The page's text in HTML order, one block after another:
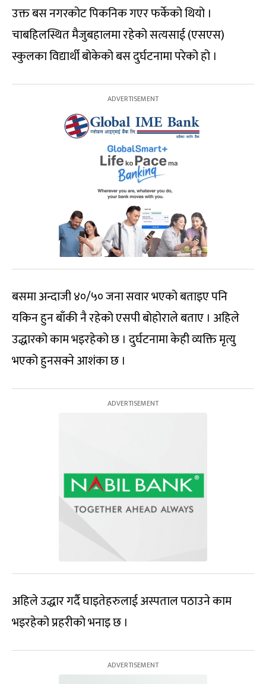
उक्त बस नगरकोट पिकनिक गएर फर्केको थियो ।
चाबहिलस्थित मैजुबहालमा रहेको सत्यसाई (एसएस)
स्कुलका विद्यार्थी बोकेको बस दुर्घटनामा परेको हो ।
बसमा अन्दाजी ४०/५० जना सवार भएको बताइए पनि
यकिन हुन बाँकी नै रहेको एसपी बोहोराले बताए । अहिले
उद्धारको काम भइरहेको छ । दुर्घटनामा केही व्यक्ति मृत्यु
भएको हुनसक्ने आशंका छ ।
अहिले उद्धार गर्दै घाइतेहरुलाई अस्पताल पठाउने काम
भइरहेको प्रहरीको भनाइ छ ।